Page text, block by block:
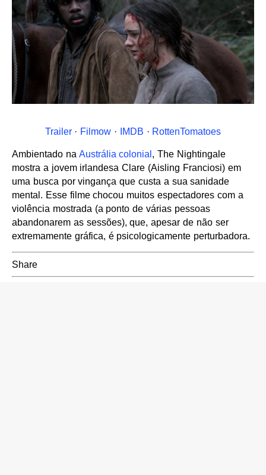
Trailer· Filmow · IMDB · RottenTomatoes
Ambientado na Austrália colonial , The Nightingale
mostra a jovem irlandesa Clare (Aisling Franciosi) em
uma busca por vingança que custa a sua sanidade
mental. Esse filme chocou muitos espectadores com a
violência mostrada (a ponto de várias pessoas
abandonarem as sessões), que, apesar de não ser
extremamente gráfica, é psicologicamente perturbadora.
Share